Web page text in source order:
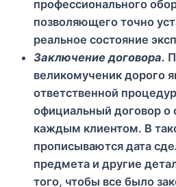
профессионального
позволяющего точно
реальное состояние
Заключение договора.
великомученик дорого
ответственной
официальный договор о
каждым клиентом. В
прописываются дата
предмета и другие
того, чтобы все было